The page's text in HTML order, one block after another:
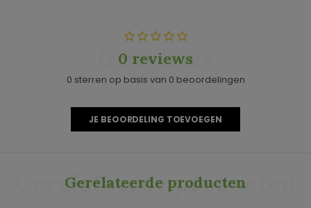
0 reviews
0 reviews
0 sterren op basis van 0 beoordelingen
JE BEOORDELING TOEVOEGEN
Gerelateerde producten
Gerelateerde producten